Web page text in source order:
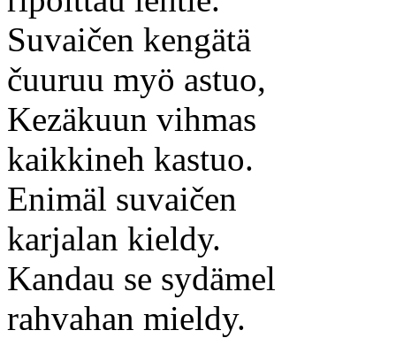
Suvaičen kengätä
čuuruu myö astuo,
Kezäkuun vihmas
kaikkineh kastuo.
Enimäl suvaičen
karjalan kieldy.
Kandau se sydämel
rahvahan mieldy.